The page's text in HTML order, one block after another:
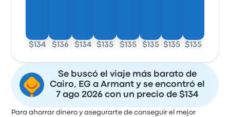
$134 $136 $134 $135 $135 $135 $135 $135
Se buscó el viaje más barato de
Cairo, EG a Armant y se encontró el
7 ago 2026 con un precio de $134
Para ahorrar dinero y asegurarte de conseguir el mejor